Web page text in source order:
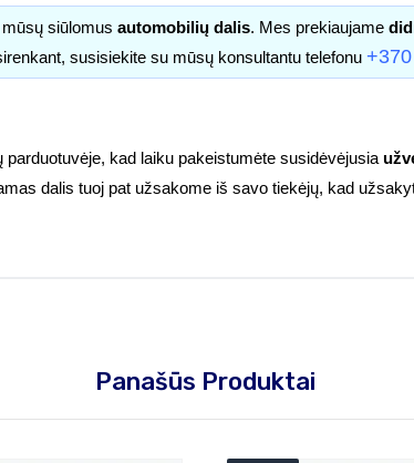
siūlomus automobilių dalis. Mes prekiaujame
susisiekite su mūsų konsultantu telefonu
kad laiku pakeistumėte susidėvėjusia
dalis tuoj pat užsakome iš savo tiekėjų, kad
Panašūs Produktai